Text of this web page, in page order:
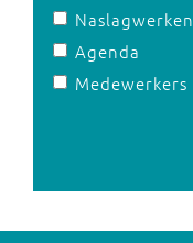
Naslagwerken
Agenda
Medewerkers